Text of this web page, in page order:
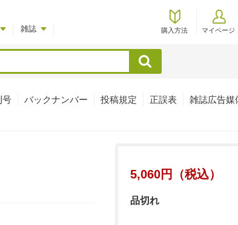
雑誌 購入方法 マイページ
検索
号 バックナンバー 投稿規定 正誤表 雑誌広告媒
5,060円（税込）
品切れ